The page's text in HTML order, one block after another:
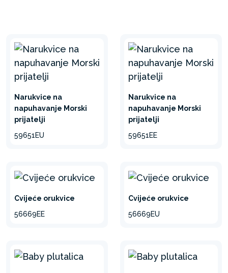
Narukvice na
napuhavanje Morski
prijatelji
59651EU
Narukvice na
napuhavanje Morski
prijatelji
59651EE
Cvijeće orukvice
56669EE
Cvijeće orukvice
56669EU